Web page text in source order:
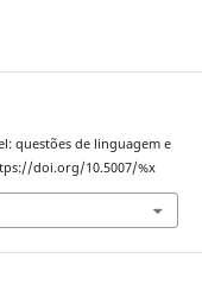
questões de linguagem e
doi.org/10.5007/%x